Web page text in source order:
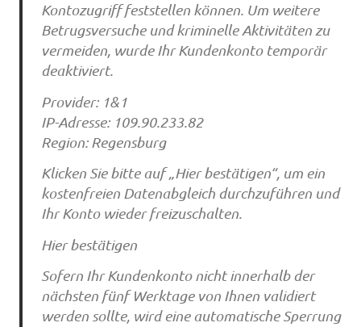
Kontozugriff feststellen können. Um weitere
Betrugsversuche und kriminelle Aktivitäten zu
vermeiden, wurde Ihr Kundenkonto temporär
deaktiviert.
Provider: 1&1
IP-Adresse: 109.90.233.82
Region: Regensburg
Klicken Sie bitte auf „Hier bestätigen“, um ein
kostenfreien Datenabgleich durchzuführen und
Ihr Konto wieder freizuschalten.
Hier bestätigen
Sofern Ihr Kundenkonto nicht innerhalb der
nächsten fünf Werktage von Ihnen validiert
werden sollte, wird eine automatische Sperrung